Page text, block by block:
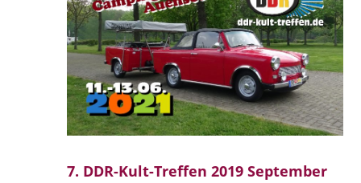
7. DDR-Kult-Treffen 2019 September